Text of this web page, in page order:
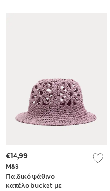
M&S
Παιδικό ψάθινο
καπέλο bucket με
€14,99